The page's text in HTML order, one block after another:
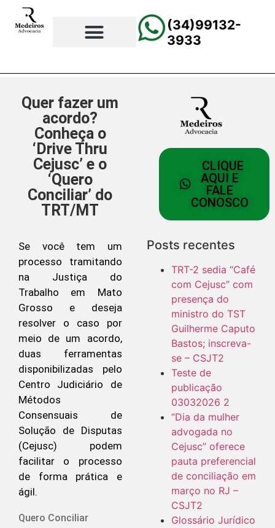
(34)99132-
3933
Quer fazer um
acordo?
Conheça o
‘Drive Thru
Cejusc’ e o
‘Quero
Conciliar’ do
TRT/MT
Se você tem um
processo tramitando
na Justiça do
Trabalho em Mato
Grosso e deseja
resolver o caso por
meio de um acordo,
duas ferramentas
disponibilizadas pelo
Centro Judiciário de
Métodos
Consensuais de
Solução de Disputas
(Cejusc) podem
facilitar o processo
de forma prática e
ágil.
Quero Conciliar
CLIQUE
AQUI E
FALE
CONOSCO
Posts recentes
TRT-2 sedia “Café
com Cejusc” com
presença do
ministro do TST
Guilherme Caputo
Bastos; inscreva-
se – CSJT2
Teste de
publicação
03032026 2
“Dia da mulher
advogada no
Cejusc” oferece
pauta preferencial
de conciliação em
março no RJ –
CSJT2
Glossário Jurídico